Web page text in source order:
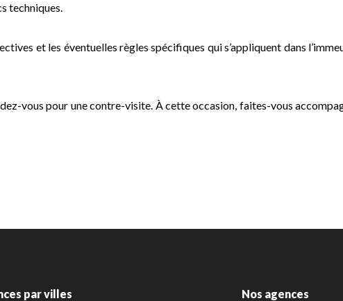
techniques.
et les éventuelles règles spécifiques qui s’appliquent dans
vous pour une contre-visite. À cette occasion, faites-vous
par villes Nos agences